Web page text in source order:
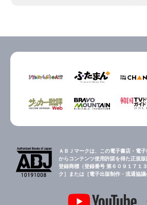
ＡＢＪマークは、この電子書店・電
からコンテンツ使用許諾を得た正規
登録商標（登録番号 第６０９１７１
ク］または［電子出版制作・流通協議